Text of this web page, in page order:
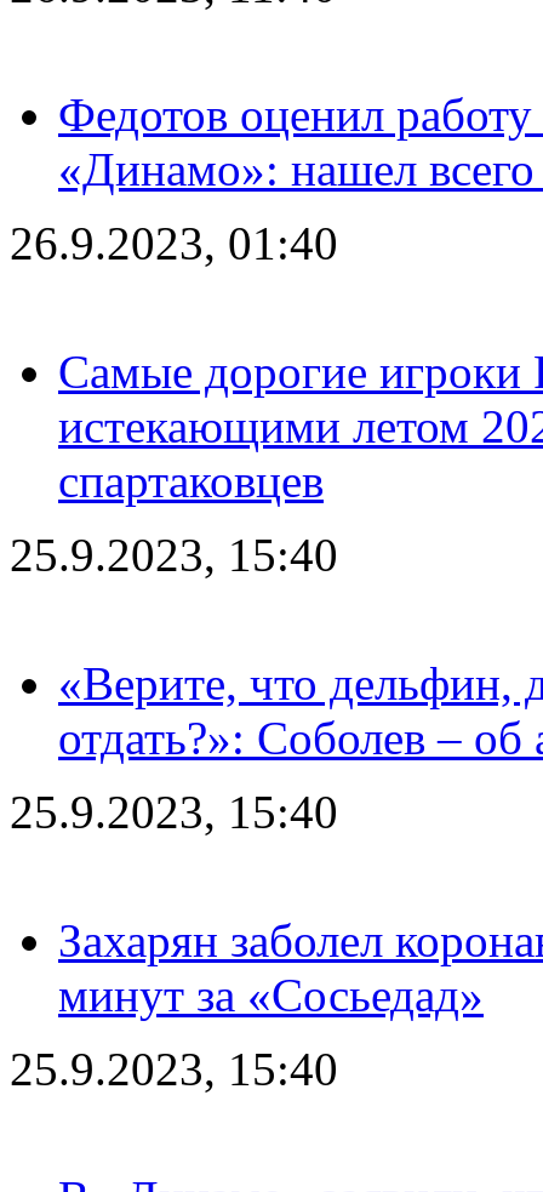
Федотов оценил
«Динамо»: нашел
26.9.2023, 01:40
Самые дорогие игроки
истекающими летом
спартаковцев
25.9.2023, 15:40
«Верите, что дельфин,
отдать?»: Соболев – об
25.9.2023, 15:40
Захарян заболел
минут за «Сосьедад»
25.9.2023, 15:40